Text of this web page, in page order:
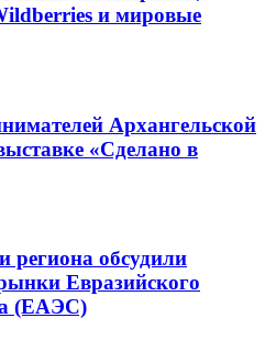
и мировые
Архангельской
«Сделано в
региона обсудили
Евразийского
(ЕАЭС)